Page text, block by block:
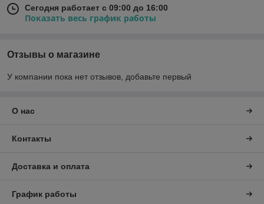
Сегодня работает с 09:00 до 16:00
Показать весь график работы
Отзывы о магазине
У компании пока нет отзывов, добавьте первый
О нас
Контакты
Доставка и оплата
График работы